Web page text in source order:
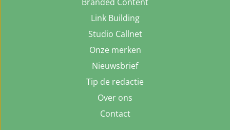
Link Building
Studio Callnet
Onze merken
Nieuwsbrief
Tip de redactie
Over ons
Contact